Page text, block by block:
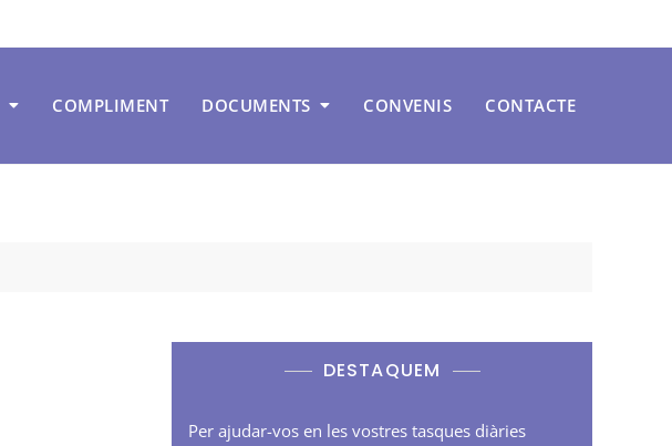
COMPLIMENT DOCUMENTS CONVENIS CONTACTE
DESTAQUEM
Per ajudar-vos en les vostres tasques diàries